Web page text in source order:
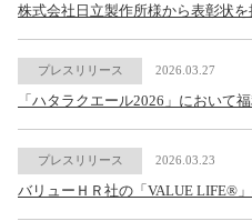
株式会社日立製作所様から表彰状を
プレスリリース 2026.03.27
「ハタラクエール2026」において
プレスリリース 2026.03.23
バリューＨＲ社の「VALUE LIFE®